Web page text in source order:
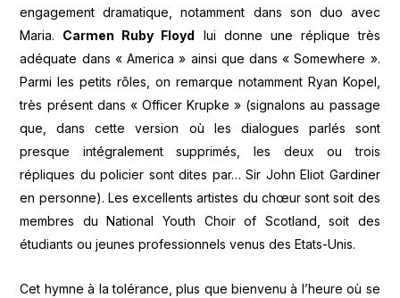
engagement dramatique, notamment dans son duo avec
Maria. Carmen Ruby Floyd lui donne une réplique très
adéquate dans « America » ainsi que dans « Somewhere ».
Parmi les petits rôles, on remarque notamment Ryan Kopel,
très présent dans « Officer Krupke » (signalons au passage
que, dans cette version où les dialogues parlés sont
presque intégralement supprimés, les deux ou trois
répliques du policier sont dites par… Sir John Eliot Gardiner
en personne). Les excellents artistes du chœur sont soit des
membres du National Youth Choir of Scotland, soit des
étudiants ou jeunes professionnels venus des Etats-Unis.
Cet hymne à la tolérance, plus que bienvenu à l’heure où se